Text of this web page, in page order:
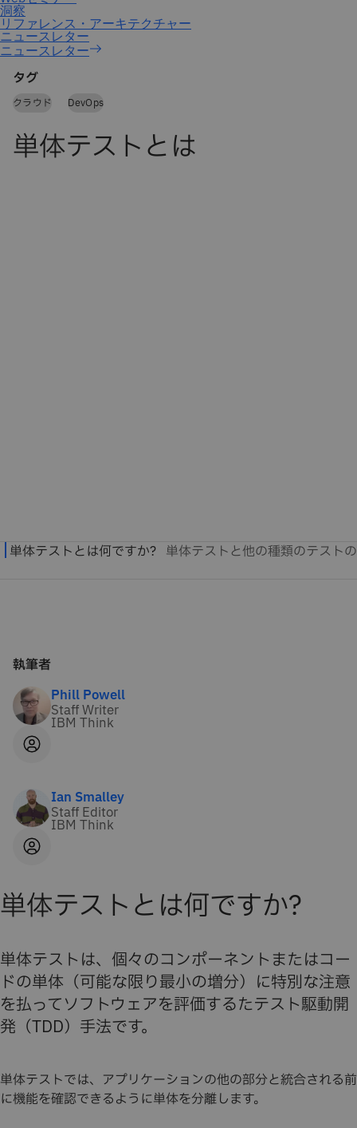
ニュースレター
タグ
クラウド DevOps
単体テストとは
執筆者
Phill Powell
Staff Writer
IBM Think
Ian Smalley
Staff Editor
IBM Think
単体テストとは何ですか?
単体テストは、個々のコンポーネントまたはコー
ドの単体（可能な限り最小の増分）に特別な注意
を払ってソフトウェアを評価するたテスト駆動開
発（TDD）手法です。
単体テストでは、アプリケーションの他の部分と統合される前
に機能を確認できるように単体を分離します。